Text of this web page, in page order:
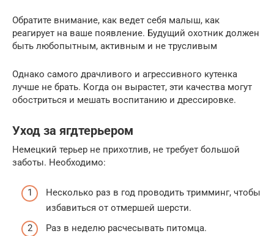
Обратите внимание, как ведет себя малыш, как
реагирует на ваше появление. Будущий охотник должен
быть любопытным, активным и не трусливым
Однако самого драчливого и агрессивного кутенка
лучше не брать. Когда он вырастет, эти качества могут
обостриться и мешать воспитанию и дрессировке.
Уход за ягдтерьером
Немецкий терьер не прихотлив, не требует большой
заботы. Необходимо:
Несколько раз в год проводить тримминг, чтобы
избавиться от отмершей шерсти.
Раз в неделю расчесывать питомца.